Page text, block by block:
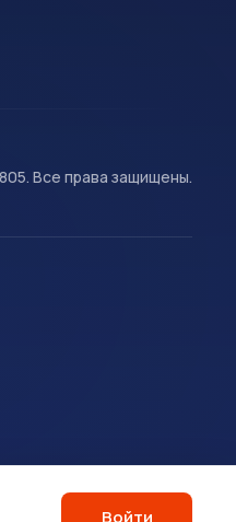
Войти
Все права защищены.